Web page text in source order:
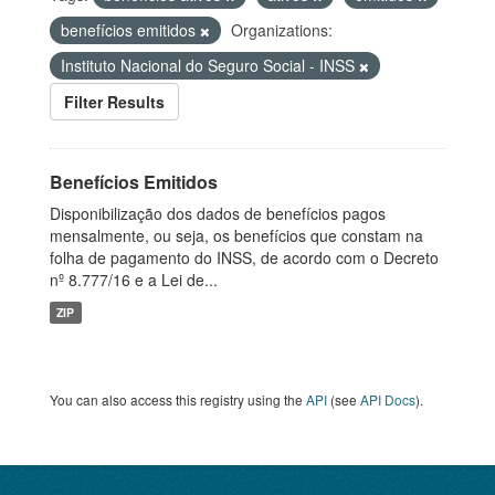
benefícios emitidos
Organizations:
Instituto Nacional do Seguro Social - INSS
Filter Results
Benefícios Emitidos
Disponibilização dos dados de benefícios pagos
mensalmente, ou seja, os benefícios que constam na
folha de pagamento do INSS, de acordo com o Decreto
nº 8.777/16 e a Lei de...
ZIP
You can also access this registry using the API (see API Docs).